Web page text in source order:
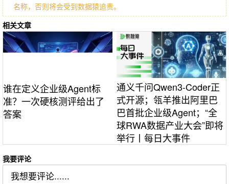
名称，否则将会受到数据猿追责。
相关文章
谁在定义企业级Agent标
准？一次硬核测评给出了
答案
通义千问Qwen3-Coder正
式开源；瓴羊推出阿里巴
巴首批企业级Agent；“全
球RWA数据产业大会”即将
举行丨每日大事件
我要评论